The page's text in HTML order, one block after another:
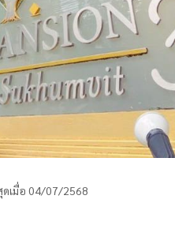
ดเมื่อ 04/07/2568